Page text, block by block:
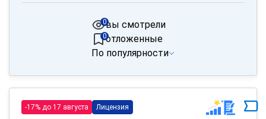
вы смотрели
0
отложенные
0
По популярности
-17% до 17 августа Лицензия